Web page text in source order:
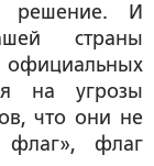
решение. И
страны
на угрозы
что они не
флаг», флаг